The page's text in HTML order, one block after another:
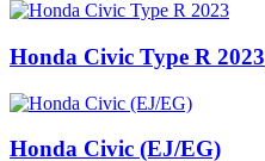
Honda Civic Type R 2023
Honda Civic (EJ/EG)